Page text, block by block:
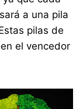
a una pila
pilas de
el vencedor